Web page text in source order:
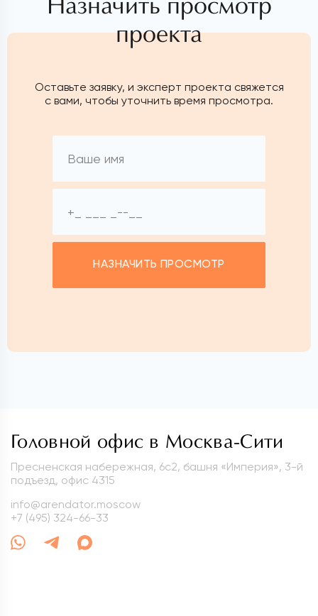
проекта
Оставьте заявку, и эксперт проекта свяжется
с вами, чтобы уточнить время просмотра.
НАЗНАЧИТЬ ПРОСМОТР
Головной офис в Москва-Сити
Пресненская набережная, 6с2, башня «Империя», 3-й
подъезд, офис 4315
info@arendator.moscow
+7 (495) 324-66-33